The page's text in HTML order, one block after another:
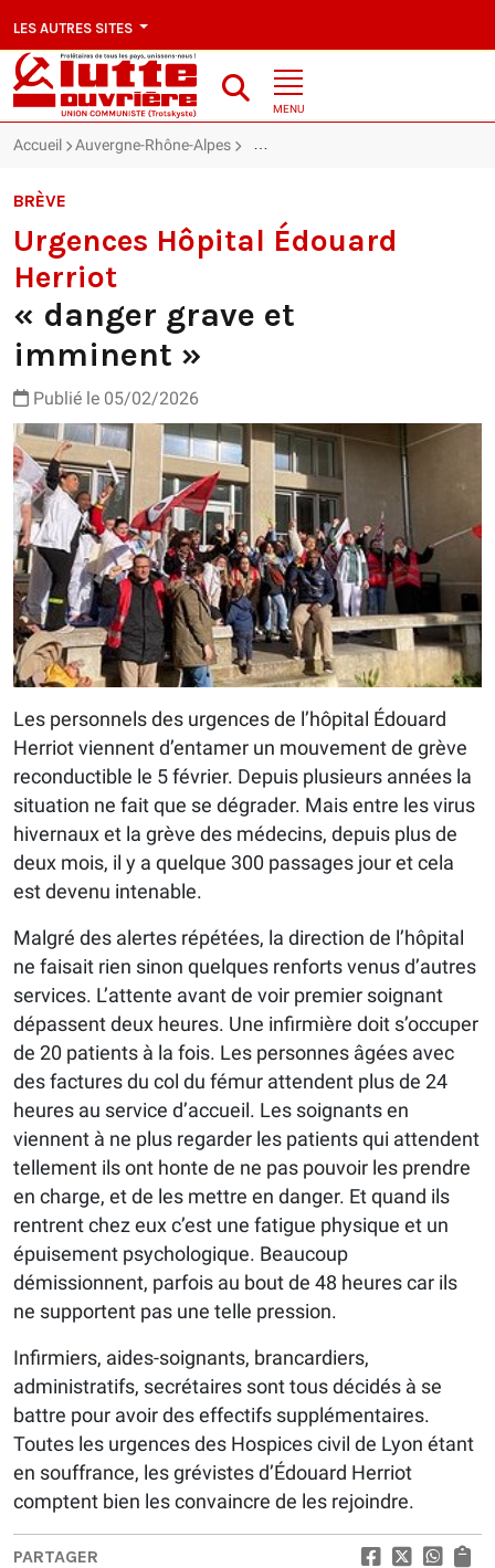
LES AUTRES SITES
MENU
Accueil Auvergne-Rhône-Alpes Urgences Hôpital Édouard Herriot :
BRÈVE
Urgences Hôpital Édouard
Herriot
« danger grave et
imminent »
Publié le 05/02/2026
Les personnels des urgences de l’hôpital Édouard
Herriot viennent d’entamer un mouvement de grève
reconductible le 5 février. Depuis plusieurs années la
situation ne fait que se dégrader. Mais entre les virus
hivernaux et la grève des médecins, depuis plus de
deux mois, il y a quelque 300 passages jour et cela
est devenu intenable.
Malgré des alertes répétées, la direction de l’hôpital
ne faisait rien sinon quelques renforts venus d’autres
services. L’attente avant de voir premier soignant
dépassent deux heures. Une infirmière doit s’occuper
de 20 patients à la fois. Les personnes âgées avec
des factures du col du fémur attendent plus de 24
heures au service d’accueil. Les soignants en
viennent à ne plus regarder les patients qui attendent
tellement ils ont honte de ne pas pouvoir les prendre
en charge, et de les mettre en danger. Et quand ils
rentrent chez eux c’est une fatigue physique et un
épuisement psychologique. Beaucoup
démissionnent, parfois au bout de 48 heures car ils
ne supportent pas une telle pression.
Infirmiers, aides-soignants, brancardiers,
administratifs, secrétaires sont tous décidés à se
battre pour avoir des effectifs supplémentaires.
Toutes les urgences des Hospices civil de Lyon étant
en souffrance, les grévistes d’Édouard Herriot
comptent bien les convaincre de les rejoindre.
PARTAGER